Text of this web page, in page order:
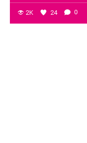
2K 24 0